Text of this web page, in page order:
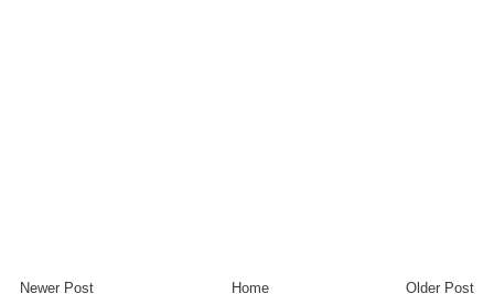
Newer Post Older Post
Home